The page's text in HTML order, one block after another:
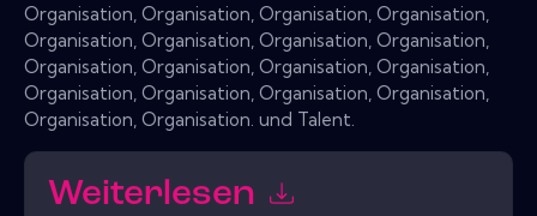
Organisation, Organisation, Organisation, Organisation,
Organisation, Organisation, Organisation, Organisation,
Organisation, Organisation, Organisation, Organisation,
Organisation, Organisation, Organisation, Organisation,
Organisation, Organisation. und Talent.
Weiterlesen